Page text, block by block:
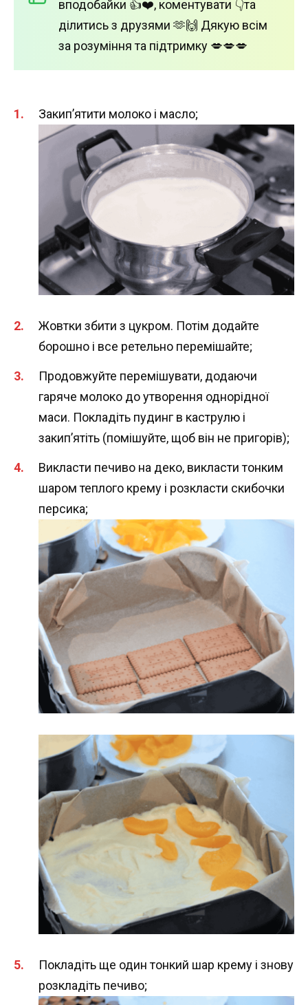
вподобайки 👍❤️, коментувати 👇та
ділитись з друзями 🫶🙌 Дякую всім
за розуміння та підтримку 💋💋💋
Закип’ятити молоко і масло;
Жовтки збити з цукром. Потім додайте
борошно і все ретельно перемішайте;
Продовжуйте перемішувати, додаючи
гаряче молоко до утворення однорідної
маси. Покладіть пудинг в каструлю і
закип’ятіть (помішуйте, щоб він не пригорів);
Викласти печиво на деко, викласти тонким
шаром теплого крему і розкласти скибочки
персика;
Покладіть ще один тонкий шар крему і знову
розкладіть печиво;